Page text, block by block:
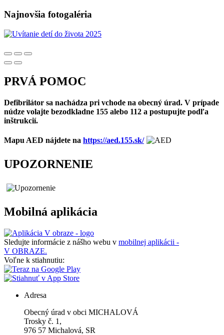
Najnovšia fotogaléria
PRVÁ POMOC
Defibrilátor sa nachádza pri vchode na obecný úrad. V prípade
núdze volajte bezodkladne 155 alebo 112 a postupujte podľa
inštrukcií.
Mapu AED nájdete na https://aed.155.sk/
UPOZORNENIE
Mobilná aplikácia
Sledujte informácie z nášho webu v mobilnej aplikácii -
V OBRAZE.
Voľne k stiahnutiu:
Adresa
Obecný úrad v obci MICHALOVÁ
Trosky č. 1,
976 57 Michalová, SR